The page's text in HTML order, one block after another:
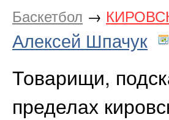
Баскетбол →
Алексей Шпачук
Товарищи,
пределах